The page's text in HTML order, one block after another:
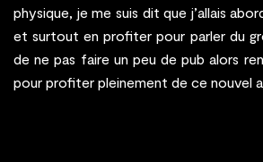
physique, je me suis dit que j’allais
et surtout en profiter pour parler du
de ne pas faire un peu de pub alors
pour profiter pleinement de ce nouvel